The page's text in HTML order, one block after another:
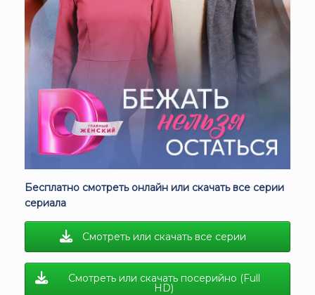
Бесплатно смотреть онлайн или скачать все серии
сериала
Смотреть или скачать все серии
Смотреть или скачать посерийно (Full
HD)